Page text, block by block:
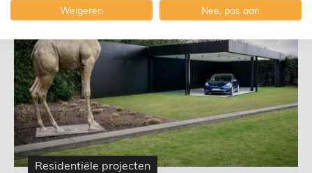
Residentiële projecten
Weigeren Nee, pas aan